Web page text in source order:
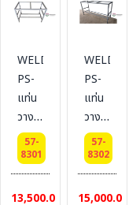
40
40
ลิตร
WELDING-
PS-
แท่น
วาง
ถัง
ขยะ
ขนาด
2
57-
8301
13,500.00
WELDING-
PS-
แท่น
วาง
ถัง
ขยะ
ขนาด
3
57-
8302
15,000.00